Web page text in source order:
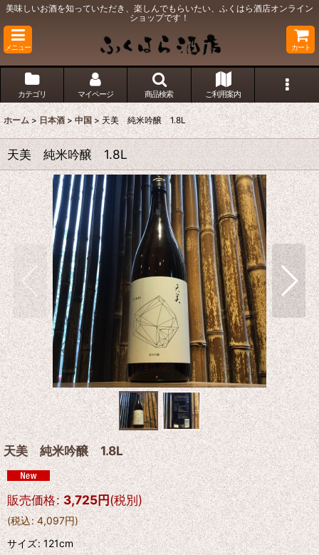
美味しいお酒を知っていただき、楽しんでもらいたい、ふくはら酒店オンライン
ショップです！
メニュー カート
カテゴリ マイページ 商品検索 ご利用案内
ホーム > 日本酒 > 中国 > 天美 純米吟醸 1.8L
天美 純米吟醸 1.8L
天美 純米吟醸 1.8L
販売価格: 3,725円(税別)
(税込: 4,097円)
サイズ:121cm